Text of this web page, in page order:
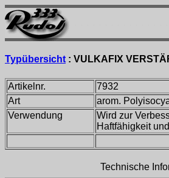
Typübersicht : VULKAFIX
Artikelnr.
7932
Art
arom.
Verwendung
Wird zur
Haftfähigkeit
Technische